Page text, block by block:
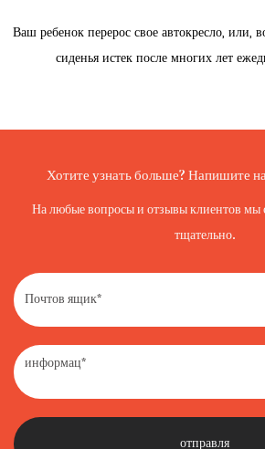
Ваш ребенок перерос свое автокресло, или,
сиденья истек после многих лет
Хотите узнать больше? Напишите
На любые вопросы и отзывы клиентов мы
тщательно.